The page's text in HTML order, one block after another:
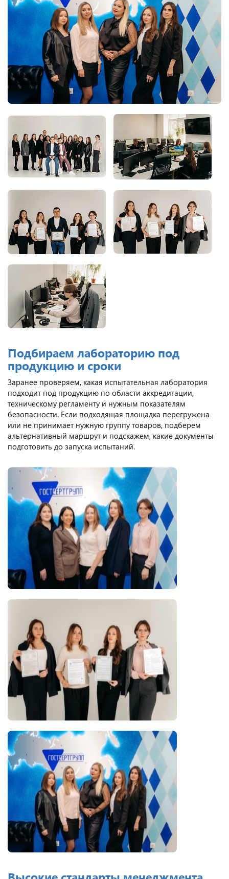
Подбираем лабораторию под
продукцию и сроки
Заранее проверяем, какая испытательная лаборатория
подходит под продукцию по области аккредитации,
техническому регламенту и нужным показателям
безопасности. Если подходящая площадка перегружена
или не принимает нужную группу товаров, подберем
альтернативный маршрут и подскажем, какие документы
подготовить до запуска испытаний.